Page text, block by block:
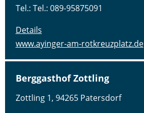
Tel.: Tel.: 089-95875091
Details
www.ayinger-am-rotkreuzplatz.de
Berggasthof Zottling
Zottling 1, 94265 Patersdorf